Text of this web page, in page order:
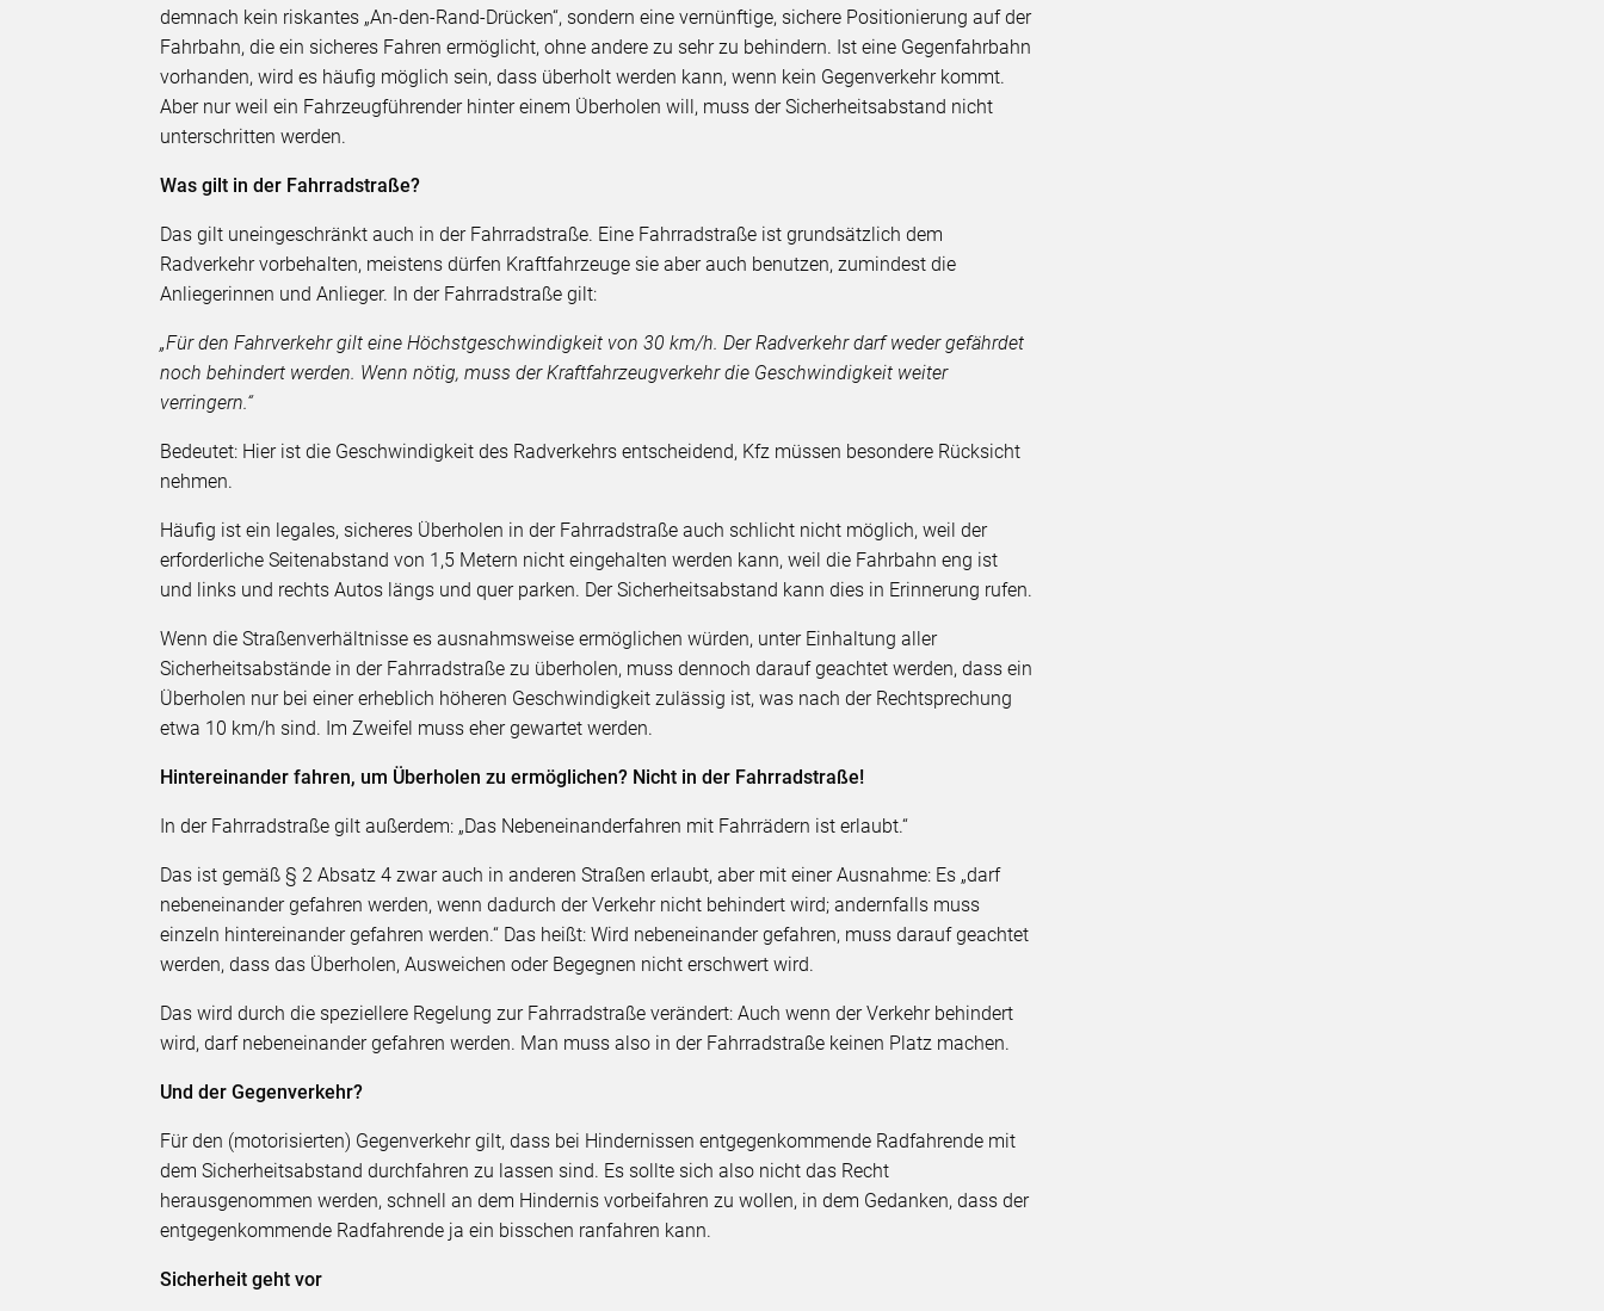
demnach kein riskantes „An-den-Rand-Drücken“, sondern eine vernünftige, sichere Positionierung auf der
Fahrbahn, die ein sicheres Fahren ermöglicht, ohne andere zu sehr zu behindern. Ist eine Gegenfahrbahn
vorhanden, wird es häufig möglich sein, dass überholt werden kann, wenn kein Gegenverkehr kommt.
Aber nur weil ein Fahrzeugführender hinter einem Überholen will, muss der Sicherheitsabstand nicht
unterschritten werden.
Was gilt in der Fahrradstraße?
Das gilt uneingeschränkt auch in der Fahrradstraße. Eine Fahrradstraße ist grundsätzlich dem
Radverkehr vorbehalten, meistens dürfen Kraftfahrzeuge sie aber auch benutzen, zumindest die
Anliegerinnen und Anlieger. In der Fahrradstraße gilt:
„Für den Fahrverkehr gilt eine Höchstgeschwindigkeit von 30 km/h. Der Radverkehr darf weder gefährdet
noch behindert werden. Wenn nötig, muss der Kraftfahrzeugverkehr die Geschwindigkeit weiter
verringern.“
Bedeutet: Hier ist die Geschwindigkeit des Radverkehrs entscheidend, Kfz müssen besondere Rücksicht
nehmen.
Häufig ist ein legales, sicheres Überholen in der Fahrradstraße auch schlicht nicht möglich, weil der
erforderliche Seitenabstand von 1,5 Metern nicht eingehalten werden kann, weil die Fahrbahn eng ist
und links und rechts Autos längs und quer parken. Der Sicherheitsabstand kann dies in Erinnerung rufen.
Wenn die Straßenverhältnisse es ausnahmsweise ermöglichen würden, unter Einhaltung aller
Sicherheitsabstände in der Fahrradstraße zu überholen, muss dennoch darauf geachtet werden, dass ein
Überholen nur bei einer erheblich höheren Geschwindigkeit zulässig ist, was nach der Rechtsprechung
etwa 10 km/h sind. Im Zweifel muss eher gewartet werden.
Hintereinander fahren, um Überholen zu ermöglichen? Nicht in der Fahrradstraße!
In der Fahrradstraße gilt außerdem: „Das Nebeneinanderfahren mit Fahrrädern ist erlaubt.“
Das ist gemäß § 2 Absatz 4 zwar auch in anderen Straßen erlaubt, aber mit einer Ausnahme: Es „darf
nebeneinander gefahren werden, wenn dadurch der Verkehr nicht behindert wird; andernfalls muss
einzeln hintereinander gefahren werden.“ Das heißt: Wird nebeneinander gefahren, muss darauf geachtet
werden, dass das Überholen, Ausweichen oder Begegnen nicht erschwert wird.
Das wird durch die speziellere Regelung zur Fahrradstraße verändert: Auch wenn der Verkehr behindert
wird, darf nebeneinander gefahren werden. Man muss also in der Fahrradstraße keinen Platz machen.
Und der Gegenverkehr?
Für den (motorisierten) Gegenverkehr gilt, dass bei Hindernissen entgegenkommende Radfahrende mit
dem Sicherheitsabstand durchfahren zu lassen sind. Es sollte sich also nicht das Recht
herausgenommen werden, schnell an dem Hindernis vorbeifahren zu wollen, in dem Gedanken, dass der
entgegenkommende Radfahrende ja ein bisschen ranfahren kann.
Sicherheit geht vor